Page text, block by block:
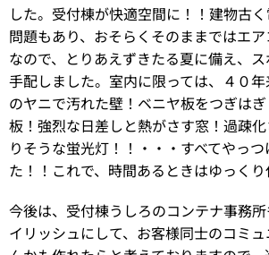
した。受付棟が快適空間に！！建物古
問題もあり、おそらくそのままではエ
なので、とりあえずきたる夏に備え、
手配しました。室内に限っては、４０
のヤニで汚れた壁！ベニヤ板をつぎは
板！強烈な日差しと熱がさす窓！過疎
りそうな蛍光灯！！・・・すべてやっ
た！！これで、時間あるときはゆっくり
今後は、受付棟うしろのコンテナ事務
イリッシュにして、お客様同士のコミ